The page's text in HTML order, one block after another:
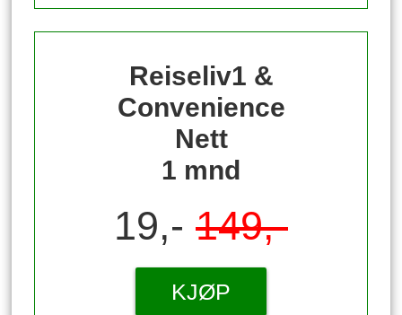
Reiseliv1 &
Convenience
Nett
1 mnd
19,- 149,-
KJØP